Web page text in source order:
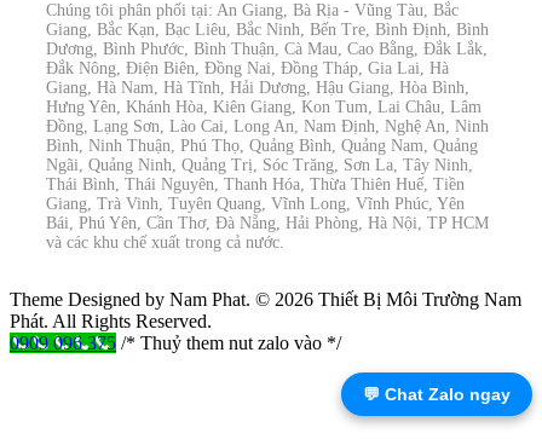
Chúng tôi phân phối tại: An Giang, Bà Rịa - Vũng Tàu, Bắc
Giang, Bắc Kạn, Bạc Liêu, Bắc Ninh, Bến Tre, Bình Định, Bình
Dương, Bình Phước, Bình Thuận, Cà Mau, Cao Bằng, Đắk Lắk,
Đắk Nông, Điện Biên, Đồng Nai, Đồng Tháp, Gia Lai, Hà
Giang, Hà Nam, Hà Tĩnh, Hải Dương, Hậu Giang, Hòa Bình,
Hưng Yên, Khánh Hòa, Kiên Giang, Kon Tum, Lai Châu, Lâm
Đồng, Lạng Sơn, Lào Cai, Long An, Nam Định, Nghệ An, Ninh
Bình, Ninh Thuận, Phú Thọ, Quảng Bình, Quảng Nam, Quảng
Ngãi, Quảng Ninh, Quảng Trị, Sóc Trăng, Sơn La, Tây Ninh,
Thái Bình, Thái Nguyên, Thanh Hóa, Thừa Thiên Huế, Tiền
Giang, Trà Vinh, Tuyên Quang, Vĩnh Long, Vĩnh Phúc, Yên
Bái, Phú Yên, Cần Thơ, Đà Nẵng, Hải Phòng, Hà Nội, TP HCM
và các khu chế xuất trong cả nước.
Theme Designed by Nam Phat. © 2026 Thiết Bị Môi Trường Nam
Phát. All Rights Reserved.
0909 096 375 /* Thuỷ them nut zalo vào */
💬 Chat Zalo ngay